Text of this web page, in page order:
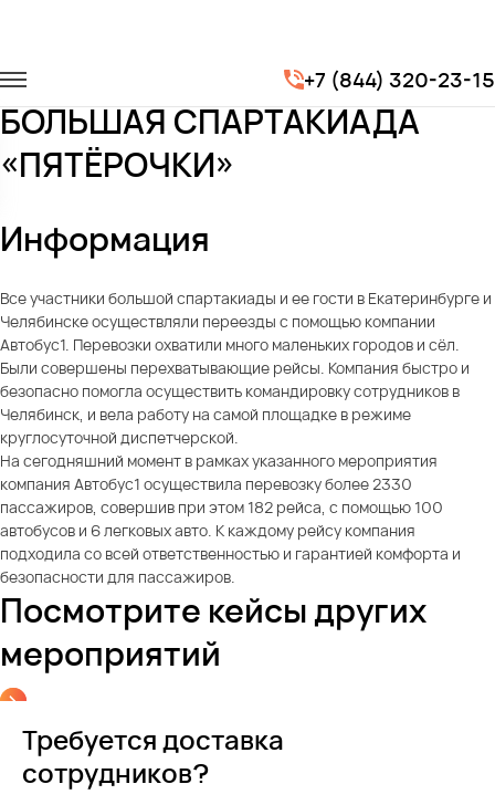
+7 (844) 320-23-15
Транспорт на мероприятия
БОЛЬШАЯ СПАРТАКИАДА «ПЯТЁРОЧКИ»
БОЛЬШАЯ СПАРТАКИАДА
«ПЯТЁРОЧКИ»
Информация
Все участники большой спартакиады и ее гости в Екатеринбурге и
Челябинске осуществляли переезды с помощью компании
Автобус1. Перевозки охватили много маленьких городов и сёл.
Были совершены перехватывающие рейсы. Компания быстро и
безопасно помогла осуществить командировку сотрудников в
Челябинск, и вела работу на самой площадке в режиме
круглосуточной диспетчерской.
На сегодняшний момент в рамках указанного мероприятия
компания Автобус1 осуществила перевозку более 2330
пассажиров, совершив при этом 182 рейса, с помощью 100
автобусов и 6 легковых авто. К каждому рейсу компания
подходила со всей ответственностью и гарантией комфорта и
безопасности для пассажиров.
Посмотрите кейсы других
мероприятий
Требуется доставка
сотрудников?